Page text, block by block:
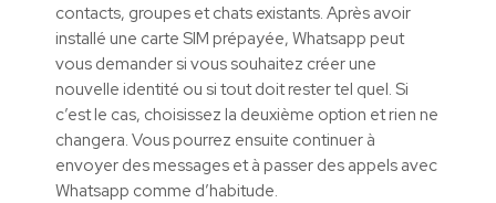
contacts, groupes et chats existants. Après avoir
installé une carte SIM prépayée, Whatsapp peut
vous demander si vous souhaitez créer une
nouvelle identité ou si tout doit rester tel quel. Si
c’est le cas, choisissez la deuxième option et rien ne
changera. Vous pourrez ensuite continuer à
envoyer des messages et à passer des appels avec
Whatsapp comme d’habitude.